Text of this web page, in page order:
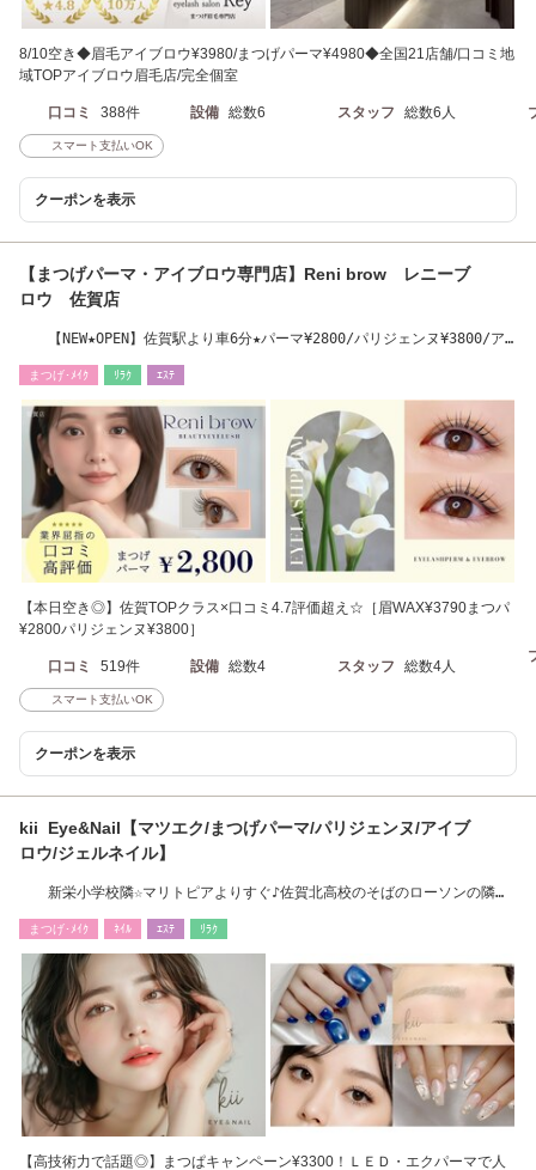
8/10空き◆眉毛アイブロウ¥3980/まつげパーマ¥4980◆全国21店舗/口コミ地
域TOPアイブロウ眉毛店/完全個室
口コミ 388件 設備 総数6 スタッフ 総数6人
スマート支払いOK
クーポンを表示
【まつげパーマ・アイブロウ専門店】Reni brow レニーブ
ロウ 佐賀店
【NEW★OPEN】佐賀駅より車6分★パーマ¥2800/パリジェンヌ¥3800/ア
まつげ･ﾒｲｸ ﾘﾗｸ ｴｽﾃ
【本日空き◎】佐賀TOPクラス×口コミ4.7評価超え☆［眉WAX¥3790まつパ
¥2800パリジェンヌ¥3800］
口コミ 519件 設備 総数4 スタッフ 総数4人
スマート支払いOK
クーポンを表示
kii Eye&Nail【マツエク/まつげパーマ/パリジェンヌ/アイブ
ロウ/ジェルネイル】
新栄小学校隣☆マリトピアよりすぐ♪佐賀北高校のそばのローソンの隣の
まつげ･ﾒｲｸ ﾈｲﾙ ｴｽﾃ ﾘﾗｸ
【高技術力で話題◎】まつぱキャンペーン¥3300！ＬＥＤ・エクパーマで人